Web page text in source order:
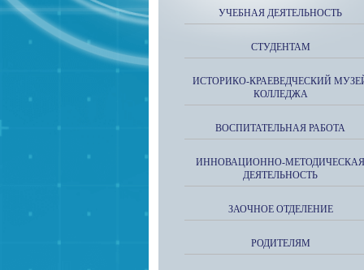
УЧЕБНАЯ ДЕЯТЕЛЬНОСТЬ
СТУДЕНТАМ
ИСТОРИКО-КРАЕВЕДЧЕСКИЙ
КОЛЛЕДЖА
ВОСПИТАТЕЛЬНАЯ РАБОТА
ИННОВАЦИОННО-МЕТОДИЧЕСКАЯ
ДЕЯТЕЛЬНОСТЬ
ЗАОЧНОЕ ОТДЕЛЕНИЕ
РОДИТЕЛЯМ